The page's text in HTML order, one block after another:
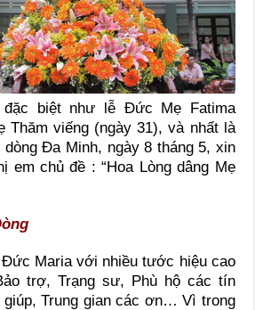
đặc biệt như lễ Đức Mẹ Fatima
Thăm viếng (ngày 31), và nhất là
Đa Minh, ngày 8 tháng 5, xin
em chủ đề : “Hoa Lòng dâng Mẹ
Đức Maria với nhiều tước hiệu cao
trợ, Trạng sư, Phù hộ các tín
giúp, Trung gian các ơn… Vì trong